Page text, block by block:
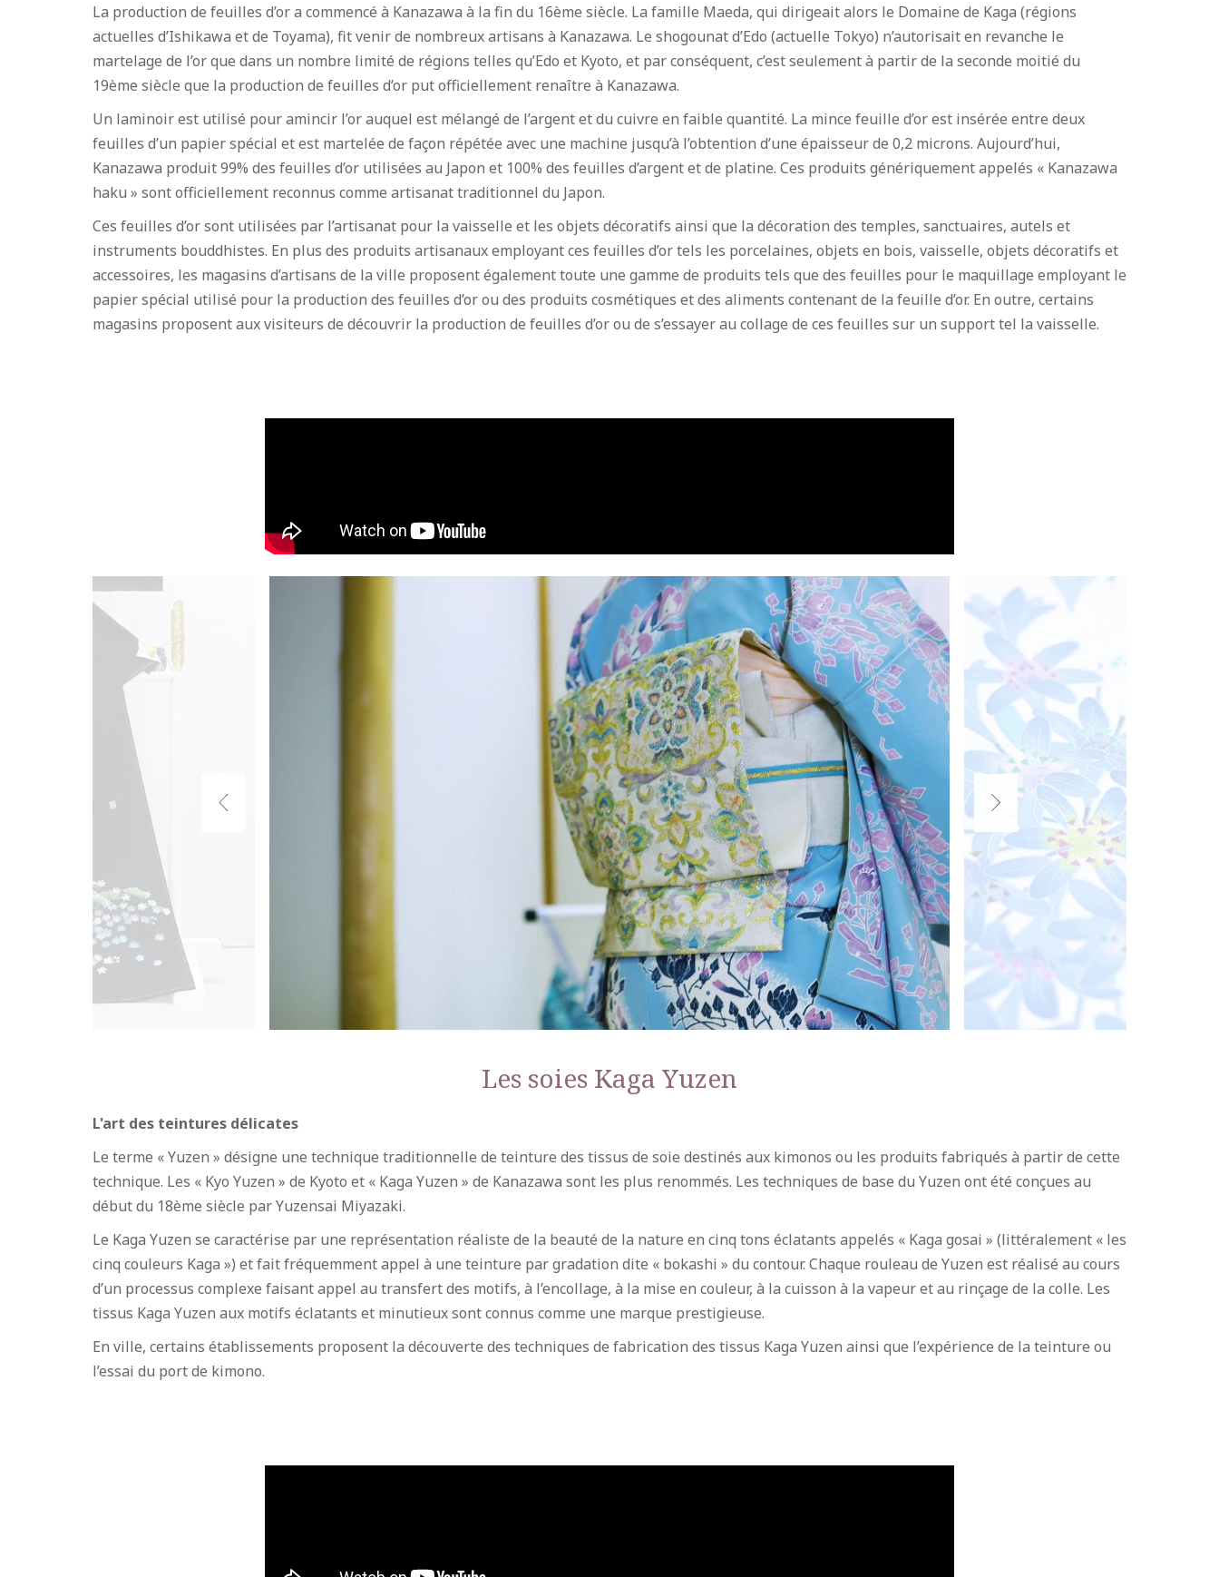
La production de feuilles d’or a commencé à Kanazawa à la fin du 16ème siècle. La famille Maeda, qui dirigeait alors le Domaine de Kaga (régions
actuelles d’Ishikawa et de Toyama), fit venir de nombreux artisans à Kanazawa. Le shogounat d’Edo (actuelle Tokyo) n’autorisait en revanche le
martelage de l’or que dans un nombre limité de régions telles qu’Edo et Kyoto, et par conséquent, c’est seulement à partir de la seconde moitié du
19ème siècle que la production de feuilles d’or put officiellement renaître à Kanazawa.
Un laminoir est utilisé pour amincir l’or auquel est mélangé de l’argent et du cuivre en faible quantité. La mince feuille d’or est insérée entre deux
feuilles d’un papier spécial et est martelée de façon répétée avec une machine jusqu’à l’obtention d’une épaisseur de 0,2 microns. Aujourd’hui,
Kanazawa produit 99% des feuilles d’or utilisées au Japon et 100% des feuilles d’argent et de platine. Ces produits génériquement appelés « Kanazawa
haku » sont officiellement reconnus comme artisanat traditionnel du Japon.
Ces feuilles d’or sont utilisées par l’artisanat pour la vaisselle et les objets décoratifs ainsi que la décoration des temples, sanctuaires, autels et
instruments bouddhistes. En plus des produits artisanaux employant ces feuilles d’or tels les porcelaines, objets en bois, vaisselle, objets décoratifs et
accessoires, les magasins d’artisans de la ville proposent également toute une gamme de produits tels que des feuilles pour le maquillage employant le
papier spécial utilisé pour la production des feuilles d’or ou des produits cosmétiques et des aliments contenant de la feuille d’or. En outre, certains
magasins proposent aux visiteurs de découvrir la production de feuilles d’or ou de s’essayer au collage de ces feuilles sur un support tel la vaisselle.
Les soies Kaga Yuzen
L'art des teintures délicates
Le terme « Yuzen » désigne une technique traditionnelle de teinture des tissus de soie destinés aux kimonos ou les produits fabriqués à partir de cette
technique. Les « Kyo Yuzen » de Kyoto et « Kaga Yuzen » de Kanazawa sont les plus renommés. Les techniques de base du Yuzen ont été conçues au
début du 18ème siècle par Yuzensai Miyazaki.
Le Kaga Yuzen se caractérise par une représentation réaliste de la beauté de la nature en cinq tons éclatants appelés « Kaga gosai » (littéralement « les
cinq couleurs Kaga ») et fait fréquemment appel à une teinture par gradation dite « bokashi » du contour. Chaque rouleau de Yuzen est réalisé au cours
d’un processus complexe faisant appel au transfert des motifs, à l’encollage, à la mise en couleur, à la cuisson à la vapeur et au rinçage de la colle. Les
tissus Kaga Yuzen aux motifs éclatants et minutieux sont connus comme une marque prestigieuse.
En ville, certains établissements proposent la découverte des techniques de fabrication des tissus Kaga Yuzen ainsi que l’expérience de la teinture ou
l’essai du port de kimono.